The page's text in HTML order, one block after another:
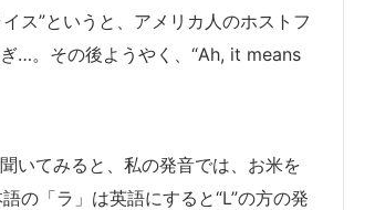
ス”というと、アメリカ人のホストフ
…。その後ようやく、“Ah, it means
いてみると、私の発音では、お米を
の「ラ」は英語にすると“L”の方の発